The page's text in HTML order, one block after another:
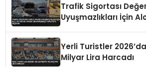
Trafik Sigortası
Uyuşmazlıkları İçin
Yerli Turistler
Milyar Lira Harcadı